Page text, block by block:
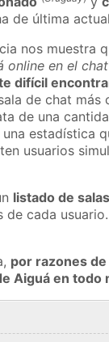
de última
nos muestra
online en el
difícil
de chat más
de una
estadística
usuarios
listado de
de cada
por razones
Aiguá en todo